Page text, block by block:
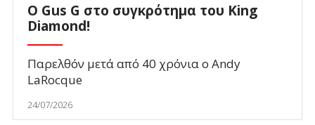
O Gus G στο συγκρότημα του King
Diamond!
Παρελθόν μετά από 40 χρόνια ο Andy
LaRocque
24/07/2026